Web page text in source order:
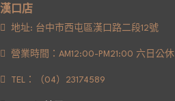
漢口店
地址: 台中市西屯區漢口路二段12號
營業時間：AM12:00-PM21:00 六日公休
TEL：（04）23174589